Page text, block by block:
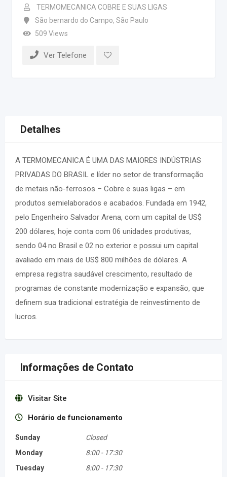
TERMOMECANICA COBRE E SUAS LIGAS
São bernardo do Campo, São Paulo
509 Views
Ver Telefone
Detalhes
A TERMOMECANICA É UMA DAS MAIORES INDÚSTRIAS
PRIVADAS DO BRASIL e líder no setor de transformação
de metais não-ferrosos – Cobre e suas ligas – em
produtos semielaborados e acabados. Fundada em 1942,
pelo Engenheiro Salvador Arena, com um capital de US$
200 dólares, hoje conta com 06 unidades produtivas,
sendo 04 no Brasil e 02 no exterior e possui um capital
avaliado em mais de US$ 800 milhões de dólares. A
empresa registra saudável crescimento, resultado de
programas de constante modernização e expansão, que
definem sua tradicional estratégia de reinvestimento de
lucros.
Informações de Contato
Visitar Site
Horário de funcionamento
Sunday
Closed
Monday
8:00 - 17:30
Tuesday
8:00 - 17:30